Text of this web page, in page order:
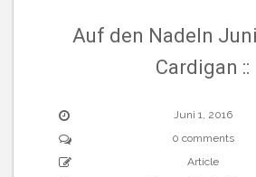
Auf den Nadeln
Cardigan ::
Juni 1, 2016
0 comments
Article